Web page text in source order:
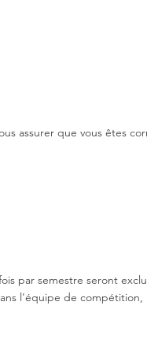
assurer que vous êtes
par semestre seront
l'équipe de compétition,